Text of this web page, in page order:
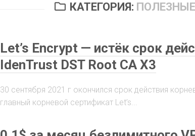
КАТЕГОРИЯ:
Let’s Encrypt — истёк срок
IdenTrust DST Root CA X3
30 сентября 2021 г окончился срок действия
главный корневой сертификат Let’s...